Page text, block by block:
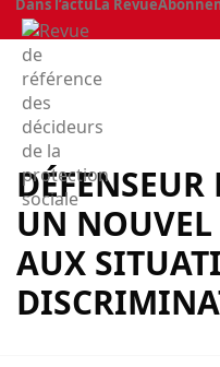
Dans l’actu La Revue
UN
AUX